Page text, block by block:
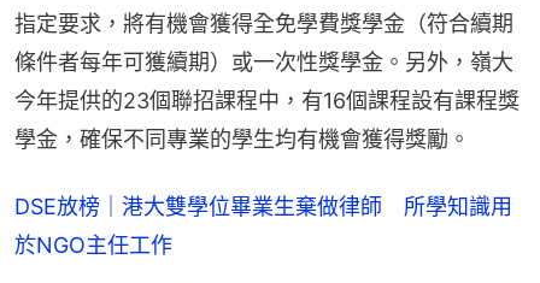
指定要求，將有機會獲得全免學費獎學金（符合續期
條件者每年可獲續期）或一次性獎學金。另外，嶺大
今年提供的23個聯招課程中，有16個課程設有課程獎
學金，確保不同專業的學生均有機會獲得獎勵。
DSE放榜｜港大雙學位畢業生棄做律師 所學知識用
於NGO主任工作